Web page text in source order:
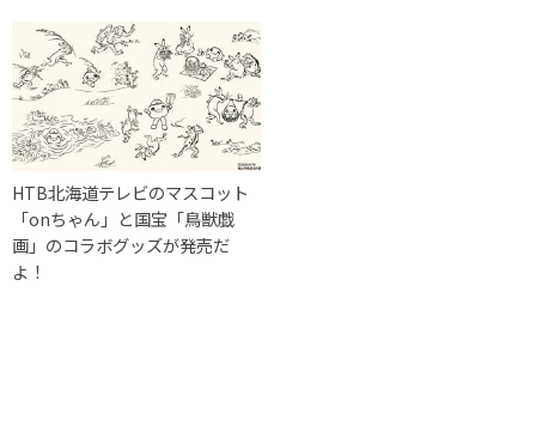
HTB北海道テレビのマスコット
「onちゃん」と国宝「鳥獣戯
画」のコラボグッズが発売だ
よ！